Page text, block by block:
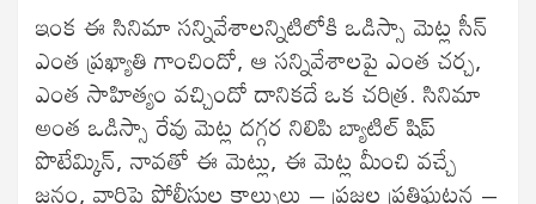
ఇంక ఈ సినిమా సన్నివేశాలన్నిటిలోకి ఒడిస్సా మెట్ల సీన్‍
ఎంత ప్రఖ్యాతి గాంచిందో, ఆ సన్నివేశాలపై ఎంత చర్చ,
ఎంత సాహిత్యం వచ్చిందో దానికదే ఒక చరిత్ర. సినిమా
అంత ఒడిస్సా రేవు మెట్ల దగ్గర నిలిపి బ్యాటిల్‍ షిప్‍
పొటేమ్కిన్‍, నావతో ఈ మెట్లు, ఈ మెట్ల మీంచి వచ్చే
జనం, వారిపై పోలీసుల కాల్పులు – ప్రజల ప్రతిఘటన –